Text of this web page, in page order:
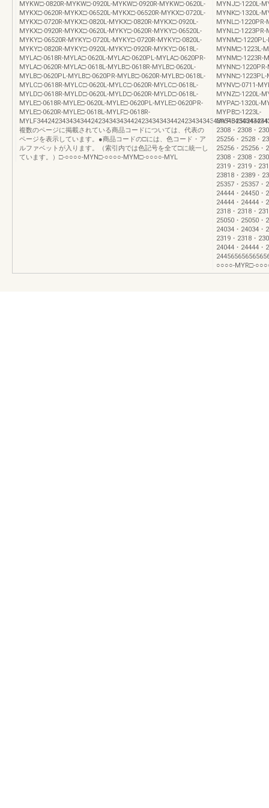
MYKW□-0820R-MYKW□-0920L-MYKW□-0920R-MYKW□-0620L-
MYKX□-0620R-MYKX□-06520L-MYKX□-06520R-MYKX□-0720L-
MYKX□-0720R-MYKX□-0820L-MYKX□-0820R-MYKX□-0920L-
MYKX□-0920R-MYKX□-0620L-MYKY□-0620R-MYKY□-06520L-
MYKY□-06520R-MYKY□-0720L-MYKY□-0720R-MYKY□-0820L-
MYKY□-0820R-MYKY□-0920L-MYKY□-0920R-MYKY□-0618L-
MYLA□-0618R-MYLA□-0620L-MYLA□-0620PL-MYLA□-0620PR-
MYLA□-0620R-MYLA□-0618L-MYLB□-0618R-MYLB□-0620L-
MYLB□-0620PL-MYLB□-0620PR-MYLB□-0620R-MYLB□-0618L-
MYLC□-0618R-MYLC□-0620L-MYLC□-0620R-MYLC□-0618L-
MYLD□-0618R-MYLD□-0620L-MYLD□-0620R-MYLD□-0618L-
MYLE□-0618R-MYLE□-0620L-MYLE□-0620PL-MYLE□-0620PR-
MYLE□-0620R-MYLE□-0618L-MYLF□-0618R-
複数のページに掲載されている商品コードについては、代表の
ページを表示しています。●商品コードの□には、色コード・ア
ルファベットが入ります。（索引内では色記号を全て□に統一し
ています。）□-○○○○-MYN□-○○○○-MYM□-○○○○-MYL
MYNJ□-1220L-
MYNK□-1320L-
MYNL□-1220PR-
MYNL□-1223PR-
MYNM□-
MYNM□-1223L-
MYNM□-1223R-
MYNN□-
MYNN□-1223PL-
MYNV□-0711-
MYNZ□-1220L-
MYPA□-1320L-
MYPB□-1223L-
2308・2308・
25256・2528・
25256・25256・
2308・2308・
2319・2319・
23818・2389・
25357・25357・
24444・24450・
24444・24444・
2318・2318・
25050・25050・
24034・24034・
2319・2318・
24044・24444・
○○○○-MYR□-